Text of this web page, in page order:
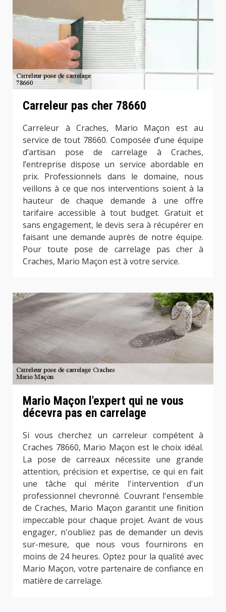
Carreleur pas cher 78660
Carreleur à Craches, Mario Maçon est au
service de tout 78660. Composée d’une équipe
d’artisan pose de carrelage à Craches,
l’entreprise dispose un service abordable en
prix. Professionnels dans le domaine, nous
veillons à ce que nos interventions soient à la
hauteur de chaque demande à une offre
tarifaire accessible à tout budget. Gratuit et
sans engagement, le devis sera à récupérer en
faisant une demande auprès de notre équipe.
Pour toute pose de carrelage pas cher à
Craches, Mario Maçon est à votre service.
Mario Maçon l'expert qui ne vous
décevra pas en carrelage
Si vous cherchez un carreleur compétent à
Craches 78660, Mario Maçon est le choix idéal.
La pose de carreaux nécessite une grande
attention, précision et expertise, ce qui en fait
une tâche qui mérite l'intervention d'un
professionnel chevronné. Couvrant l'ensemble
de Craches, Mario Maçon garantit une finition
impeccable pour chaque projet. Avant de vous
engager, n'oubliez pas de demander un devis
sur-mesure, que nous vous fournirons en
moins de 24 heures. Optez pour la qualité avec
Mario Maçon, votre partenaire de confiance en
matière de carrelage.